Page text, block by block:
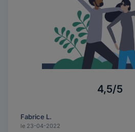
4,5/5
Fabrice L.
le 23-04-2022